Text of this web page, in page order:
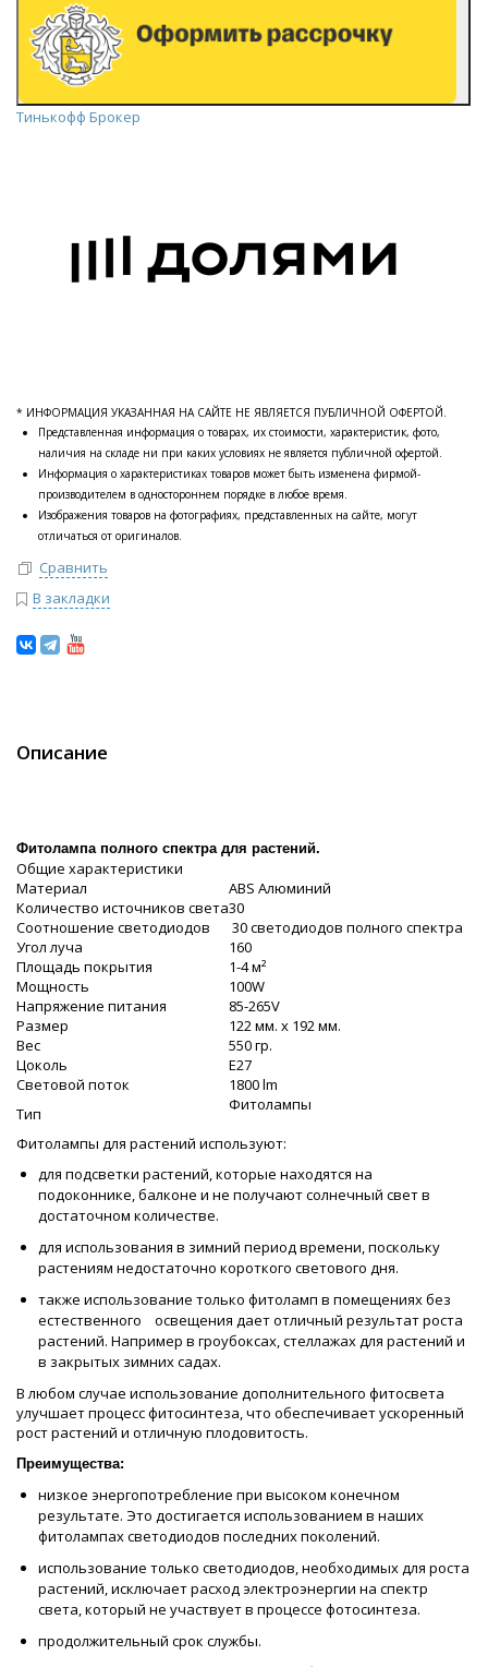
Тинькофф Брокер
* ИНФОРМАЦИЯ УКАЗАННАЯ НА САЙТЕ НЕ ЯВЛЯЕТСЯ ПУБЛИЧНОЙ ОФЕРТОЙ.
Представленная информация о товарах, их стоимости, характеристик, фото,
наличия на складе ни при каких условиях не является публичной офертой.
Информация о характеристиках товаров может быть изменена фирмой-
производителем в одностороннем порядке в любое время.
Изображения товаров на фотографиях, представленных на сайте, могут
отличаться от оригиналов.
Сравнить
В закладки
Описание
Фитолампа полного спектра для растений.
Материал
ABS Алюминий
Количество источников света30
Соотношение светодиодов
30 светодиодов полного спектра
Угол луча
160
Площадь покрытия
1-4 м²
Мощность
100W
Напряжение питания
85-265V
Размер
122 мм. х 192 мм.
Вес
550 гр.
Цоколь
E27
Общие характеристики
Световой поток
1800 lm
Тип
Фитолампы
Фитолампы для растений используют:
для подсветки растений, которые находятся на
подоконнике, балконе и не получают солнечный свет в
достаточном количестве.
для использования в зимний период времени, поскольку
растениям недостаточно короткого светового дня.
также использование только фитоламп в помещениях без
естественного освещения дает отличный результат роста
растений. Например в гроубоксах, стеллажах для растений и
в закрытых зимних садах.
В любом случае использование дополнительного фитосвета
улучшает процесс фитосинтеза, что обеспечивает ускоренный
рост растений и отличную плодовитость.
Преимущества:
низкое энергопотребление при высоком конечном
результате. Это достигается использованием в наших
фитолампах светодиодов последних поколений.
использование только светодиодов, необходимых для роста
растений, исключает расход электроэнергии на спектр
света, который не участвует в процессе фотосинтеза.
продолжительный срок службы.